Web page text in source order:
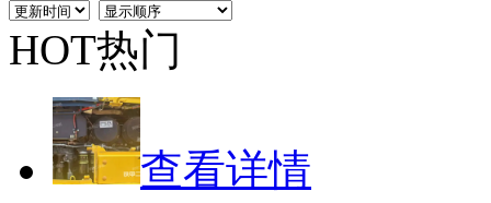
HOT热门
查看详情